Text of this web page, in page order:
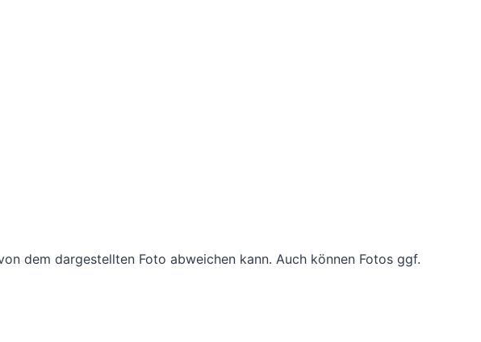
dem dargestellten Foto abweichen kann. Auch können Fotos ggf.